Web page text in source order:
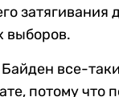
затягивания
выборов.
все-
потому что